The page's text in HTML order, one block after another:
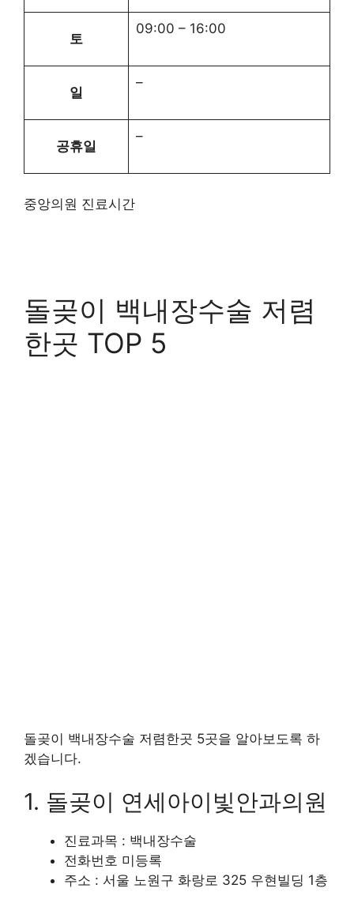
토
09:00 – 16:00
일
–
공휴일
–
중앙의원 진료시간
돌곶이 백내장수술 저렴
한곳 TOP 5
돌곶이 백내장수술 저렴한곳 5곳을 알아보도록 하
겠습니다.
1. 돌곶이 연세아이빛안과의원
진료과목 : 백내장수술
전화번호 미등록
주소 : 서울 노원구 화랑로 325 우현빌딩 1층